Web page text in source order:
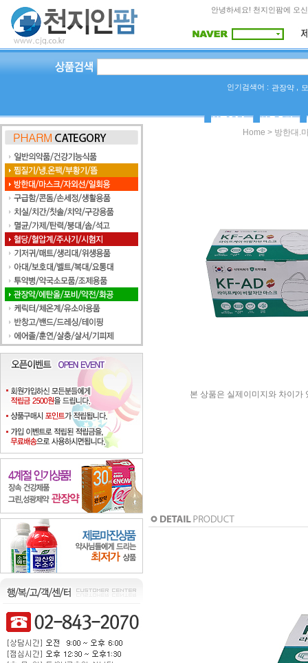
안녕하세요! 천지인팜에 오
인기검색어 : 관장약
상품Q&A 사용후기
Home > 방한대.
본 상품은 실제이미지와 차이가